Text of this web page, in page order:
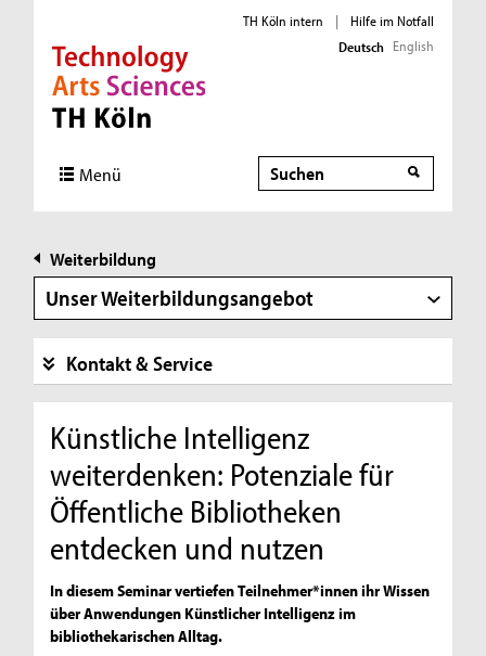
Direkt zur Hauptnavigation
Direkt zur Subnavigation
Direkt zum Inhalt
Direkt zum Fußbereich
TH Köln intern |
Hilfe im Notfall
Deutsch English
Menü Suche
Weiterbildung
Unser Weiterbildungsangebot
Kontakt & Service
Künstliche Intelligenz
weiterdenken: Potenziale für
Öffentliche Bibliotheken
entdecken und nutzen
In diesem Seminar vertiefen Teilnehmer*innen ihr Wissen
über Anwendungen Künstlicher Intelligenz im
bibliothekarischen Alltag.